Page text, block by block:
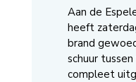
Aan de
heeft
brand
schuur
compleet